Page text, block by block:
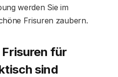
werden Sie im
Frisuren zaubern.
für
sind